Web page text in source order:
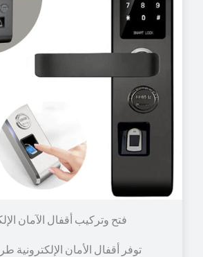
توفر أقفال الأمان الإلكترونية